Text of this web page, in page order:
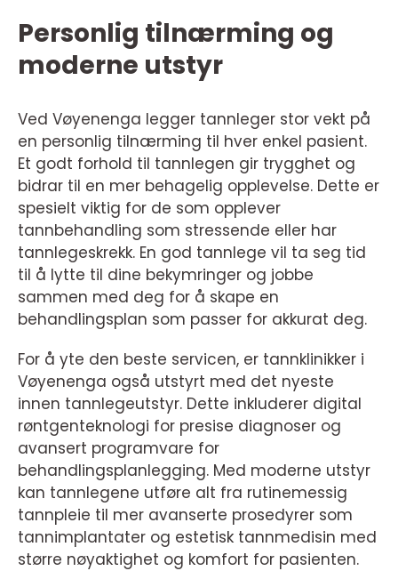
Personlig tilnærming og
moderne utstyr
Ved Vøyenenga legger tannleger stor vekt på
en personlig tilnærming til hver enkel pasient.
Et godt forhold til tannlegen gir trygghet og
bidrar til en mer behagelig opplevelse. Dette er
spesielt viktig for de som opplever
tannbehandling som stressende eller har
tannlegeskrekk. En god tannlege vil ta seg tid
til å lytte til dine bekymringer og jobbe
sammen med deg for å skape en
behandlingsplan som passer for akkurat deg.
For å yte den beste servicen, er tannklinikker i
Vøyenenga også utstyrt med det nyeste
innen tannlegeutstyr. Dette inkluderer digital
røntgenteknologi for presise diagnoser og
avansert programvare for
behandlingsplanlegging. Med moderne utstyr
kan tannlegene utføre alt fra rutinemessig
tannpleie til mer avanserte prosedyrer som
tannimplantater og estetisk tannmedisin med
større nøyaktighet og komfort for pasienten.